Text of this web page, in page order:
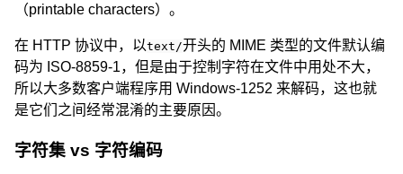
（printable characters）。
在 HTTP 协议中，以text/开头的 MIME 类型的文件默认编
码为 ISO-8859-1，但是由于控制字符在文件中用处不大，
所以大多数客户端程序用 Windows-1252 来解码，这也就
是它们之间经常混淆的主要原因。
字符集 vs 字符编码